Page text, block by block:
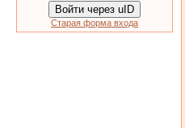
Войти через uID
Старая форма входа